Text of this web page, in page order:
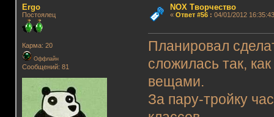
Ergo
Постоялец
Карма: 20
Оффлайн
Сообщений: 81
NOX Творчество
« Ответ #56: 04/01/2012
Планировал
сложилась так,
вещами.
За пару-тройку